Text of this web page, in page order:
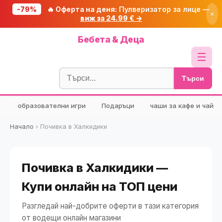
-79% 🔥 Оферта на деня: Пулверизатор за лице —
виж за 24.99 € →
×
Бебета & Деца
☰
Блог
🧮 Калкулатори
🔍 Намери продукт
🎁 Подарък
Търси
образователни игри Подаръци чаши за кафе и чай
Начало › Почивка в Халкидики
Почивка в Халкидики —
Купи онлайн на ТОП цени
Разгледай най-добрите оферти в тази категория
от водещи онлайн магазини